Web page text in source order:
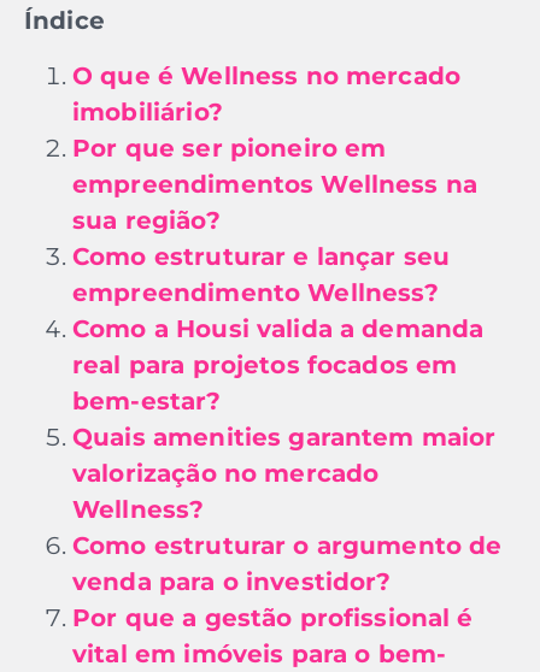
Índice
O que é Wellness no mercado
imobiliário?
Por que ser pioneiro em
empreendimentos Wellness na
sua região?
Como estruturar e lançar seu
empreendimento Wellness?
Como a Housi valida a demanda
real para projetos focados em
bem-estar?
Quais amenities garantem maior
valorização no mercado
Wellness?
Como estruturar o argumento de
venda para o investidor?
Por que a gestão profissional é
vital em imóveis para o bem-